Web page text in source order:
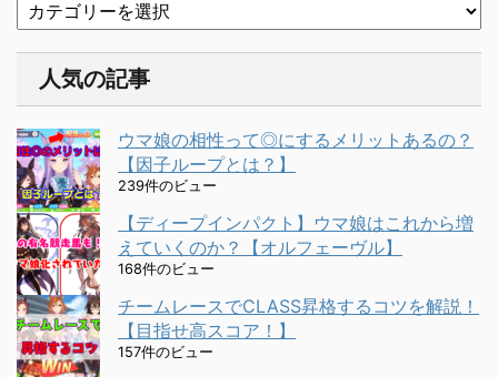
人気の記事
ウマ娘の相性って◎にするメリットあるの？
【因子ループとは？】
239件のビュー
【ディープインパクト】ウマ娘はこれから増
えていくのか？【オルフェーヴル】
168件のビュー
チームレースでCLASS昇格するコツを解説！
【目指せ高スコア！】
157件のビュー